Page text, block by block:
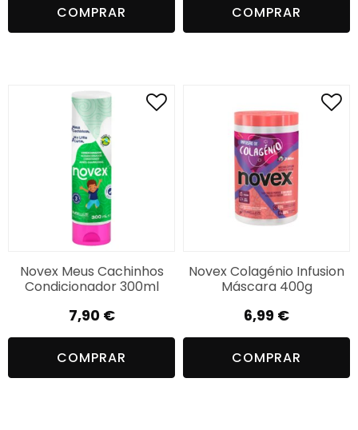
COMPRAR COMPRAR
Novex Meus Cachinhos
Condicionador 300ml
7,90 €
COMPRAR
Novex Colagénio Infusion
Máscara 400g
6,99 €
COMPRAR